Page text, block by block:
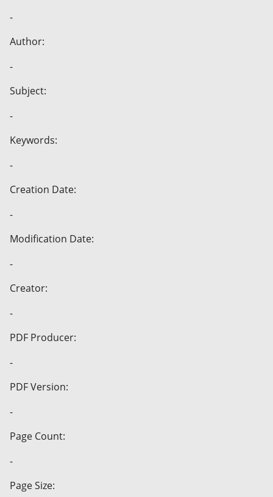
-
Author:
-
Subject:
-
Keywords:
-
Creation Date:
-
Modification Date:
-
Creator:
-
PDF Producer:
-
PDF Version:
-
Page Count:
-
Page Size: